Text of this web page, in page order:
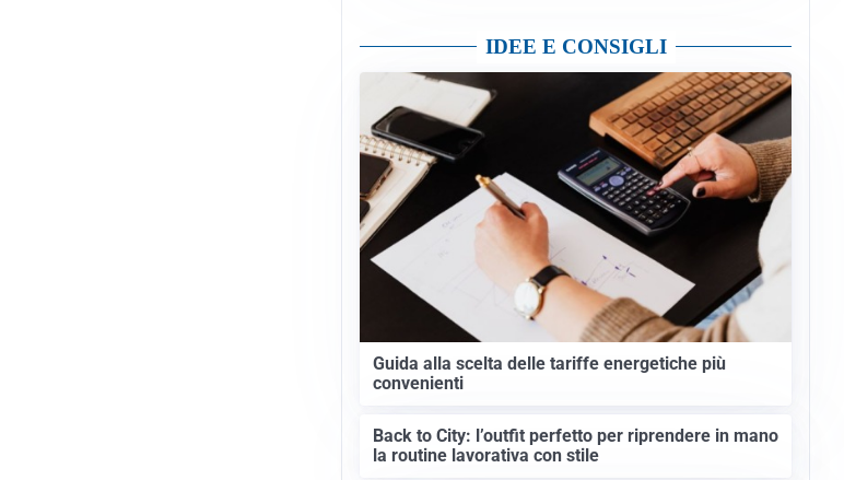
IDEE E CONSIGLI
Guida alla scelta delle tariffe energetiche più
convenienti
Back to City: l’outfit perfetto per riprendere in mano
la routine lavorativa con stile